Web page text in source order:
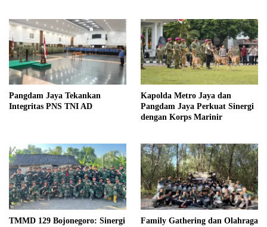
Pangdam Jaya Tekankan
Integritas PNS TNI AD
Kapolda Metro Jaya dan
Pangdam Jaya Perkuat Sinergi
dengan Korps Marinir
TMMD 129 Bojonegoro: Sinergi
Family Gathering dan Olahraga